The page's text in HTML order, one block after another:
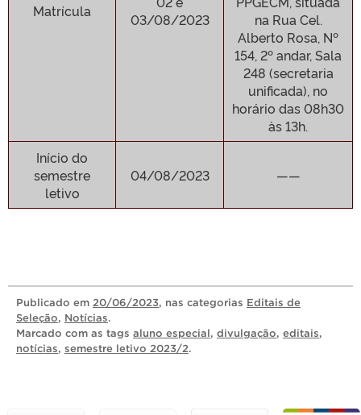
Matrícula
03/08/2023
na Rua Cel.
Alberto Rosa, Nº
154, 2º andar, Sala
248 (secretaria
unificada), no
horário das 08h30
às 13h.
Início do
semestre
letivo
04/08/2023 ——
Publicado em 20/06/2023, nas categorias Editais de
Seleção, Notícias.
Marcado com as tags aluno especial, divulgação, editais,
notícias, semestre letivo 2023/2.